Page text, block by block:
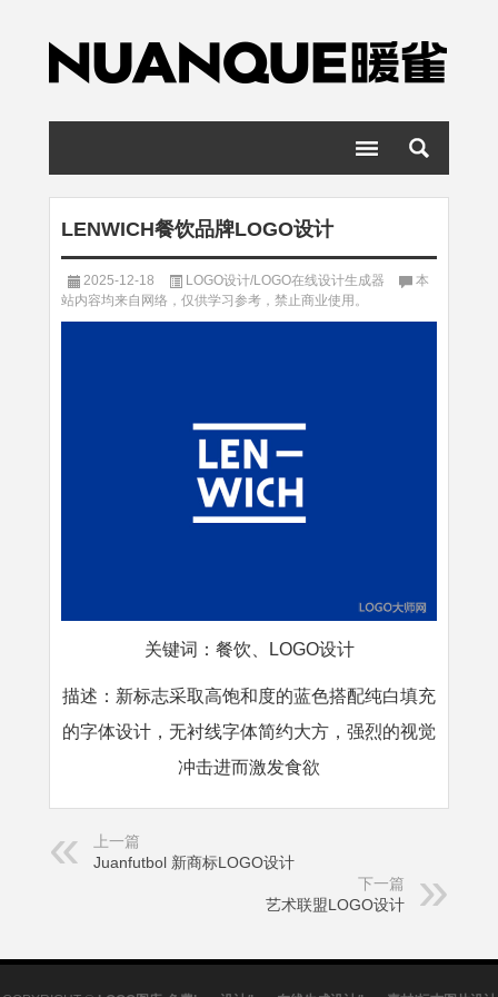
LENWICH餐饮品牌LOGO设计
2025-12-18 LOGO设计/LOGO在线设计生成器
本
站内容均来自网络，仅供学习参考，禁止商业使用。
关键词 ： 餐饮、LOGO设计
描述 ： 新标志采取高饱和度的蓝色搭配纯白填充
的字体设计，无衬线字体简约大方，强烈的视觉
冲击进而激发食欲
上一篇
Juanfutbol 新商标LOGO设计
下一篇
艺术联盟LOGO设计